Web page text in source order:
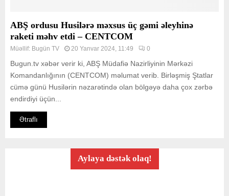
ABŞ ordusu Husilərə məxsus üç gəmi əleyhinə
raketi məhv etdi – CENTCOM
Müəllif: Bugün TV 20 Yanvar 2024, 11:49 0
Bugun.tv xəbər verir ki, ABŞ Müdafiə Nazirliyinin Mərkəzi
Komandanlığının (CENTCOM) məlumat verib. Birləşmiş Ştatlar
cümə günü Husilərin nəzarətində olan bölgəyə daha çox zərbə
endirdiyi üçün...
Ətraflı
Aylaya dəstək olaq!